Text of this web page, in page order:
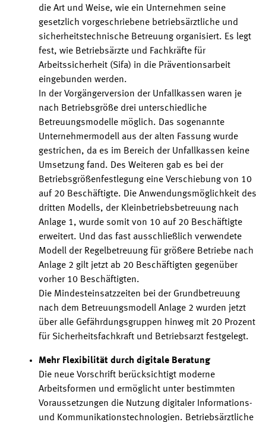
die Art und Weise, wie ein Unternehmen seine
gesetzlich vorgeschriebene betriebsärztliche und
sicherheitstechnische Betreuung organisiert. Es legt
fest, wie Betriebsärzte und Fachkräfte für
Arbeitssicherheit (Sifa) in die Präventionsarbeit
eingebunden werden.
In der Vorgängerversion der Unfallkassen waren je
nach Betriebsgröße drei unterschiedliche
Betreuungsmodelle möglich. Das sogenannte
Unternehmermodell aus der alten Fassung wurde
gestrichen, da es im Bereich der Unfallkassen keine
Umsetzung fand. Des Weiteren gab es bei der
Betriebsgrößenfestlegung eine Verschiebung von 10
auf 20 Beschäftigte. Die Anwendungsmöglichkeit des
dritten Modells, der Kleinbetriebsbetreuung nach
Anlage 1, wurde somit von 10 auf 20 Beschäftigte
erweitert. Und das fast ausschließlich verwendete
Modell der Regelbetreuung für größere Betriebe nach
Anlage 2 gilt jetzt ab 20 Beschäftigten gegenüber
vorher 10 Beschäftigten.
Die Mindesteinsatzzeiten bei der Grundbetreuung
nach dem Betreuungsmodell Anlage 2 wurden jetzt
über alle Gefährdungsgruppen hinweg mit 20 Prozent
für Sicherheitsfachkraft und Betriebsarzt festgelegt.
Mehr Flexibilität durch digitale Beratung
Die neue Vorschrift berücksichtigt moderne
Arbeitsformen und ermöglicht unter bestimmten
Voraussetzungen die Nutzung digitaler Informations-
und Kommunikationstechnologien. Betriebsärztliche